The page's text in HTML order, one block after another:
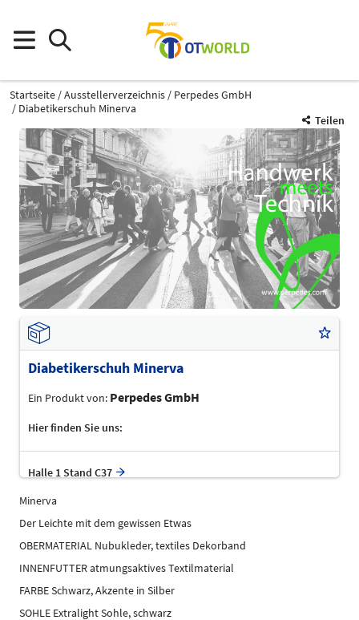
Startseite Ausstellerverzeichnis
Perpedes GmbH
Diabetikerschuh Minerva
Teilen
Diabetikerschuh Minerva
Ein Produkt von: Perpedes GmbH
Hier finden Sie uns:
Halle 1 Stand C37
Minerva
Der Leichte mit dem gewissen Etwas
OBERMATERIAL Nubukleder, textiles Dekorband
INNENFUTTER atmungsaktives Textilmaterial
FARBE Schwarz, Akzente in Silber
SOHLE Extralight Sohle, schwarz